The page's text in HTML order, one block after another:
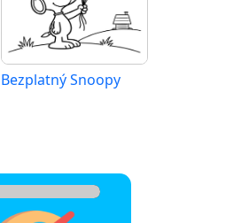
Bezplatný Snoopy